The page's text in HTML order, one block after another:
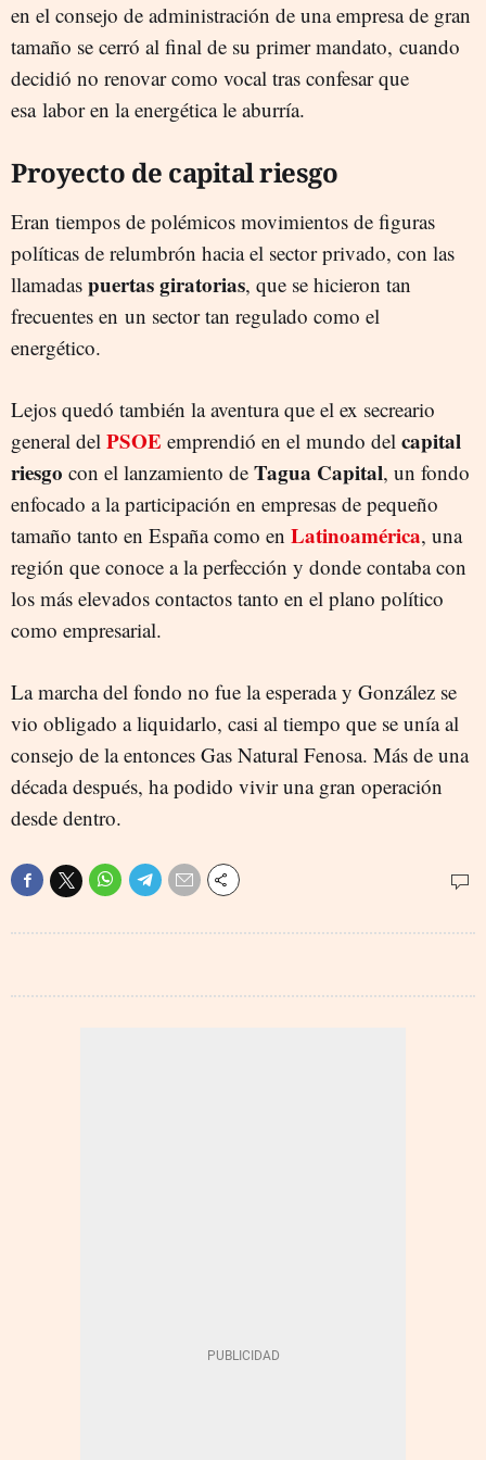
en el consejo de administración de una empresa de gran
tamaño se cerró al final de su primer mandato, cuando
decidió no renovar como vocal tras confesar que
esa labor en la energética le aburría.
Proyecto de capital riesgo
Eran tiempos de polémicos movimientos de figuras
políticas de relumbrón hacia el sector privado, con las
llamadas puertas giratorias, que se hicieron tan
frecuentes en un sector tan regulado como el
energético.
Lejos quedó también la aventura que el ex secreario
general del PSOE emprendió en el mundo del capital
riesgo con el lanzamiento de Tagua Capital, un fondo
enfocado a la participación en empresas de pequeño
tamaño tanto en España como en Latinoamérica, una
región que conoce a la perfección y donde contaba con
los más elevados contactos tanto en el plano político
como empresarial.
La marcha del fondo no fue la esperada y González se
vio obligado a liquidarlo, casi al tiempo que se unía al
consejo de la entonces Gas Natural Fenosa. Más de una
década después, ha podido vivir una gran operación
desde dentro.